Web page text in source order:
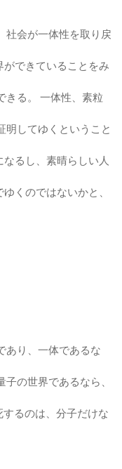
社会が一体性を取り戻
できていることをみ
きる。 一体性、素粒
明してゆくということ
るし、素晴らしい人
くのではないかと、
あり、一体であるな
の世界であるなら、
るのは、分子だけな